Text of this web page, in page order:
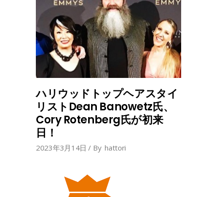
ハリウッドトップヘアスタイ
リストDean Banowetz氏、
Cory Rotenberg氏が初来
日！
2023年3月14日 By hattori